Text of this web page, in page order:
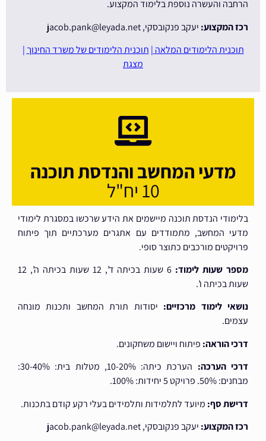
הרחבה והעשרה נוספת בלימוד המקצוע.
רכז המקצוע: יעקב פנקובסקי, jacob.pank@leyada.net
תוכנית הלימודים המלאה | תוכנית הלימודים של משרד החינוך|
מצגת
מדעי המחשב והנדסת תוכנה
10 יח"ל
בלימודי הנדסת תוכנה מיישמים את הידע שרכשו במסגרת לימודי
מדעי המחשב, מתמודדים עם אתגרים מערכתיים תוך פיתוח
פרויקטים מורכבים כתוצר סופי.
מספר שעות לימוד:
6 שעות בכיתה ד’, 12 שעות בכיתה ה’, 12
שעות בכיתה ו’.
נושאי לימוד מרכזיים: יסודות תורת המחשב ותכנות מונחה
עצמים.
דרכי הוראה: פיתוח ויישום משחקונים.
דרכי הערכה:
הערכת כיתה: 10-20%, מטלות בית: 30-40%:
מבחנים: 50%. פרויקט 5 יחידות: 100%.
דרישת סף: מיועד לתלמידות ותלמידים בעלי רקע קודם בתכנות.
רכז המקצוע: יעקב פנקובסקי, jacob.pank@leyada.net